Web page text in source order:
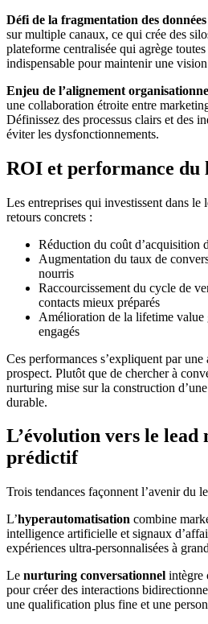
Défi de la fragmentation des données
sur multiple canaux, ce qui crée des
plateforme centralisée qui agrège
indispensable pour maintenir une
Enjeu de l’alignement
une collaboration étroite entre
Définissez des processus clairs et des
éviter les dysfonctionnements.
ROI et performance
Les entreprises qui investissent dans le
retours concrets :
Réduction du coût d’acquisition
Augmentation du taux de
nourris
Raccourcissement du cycle de
contacts mieux préparés
Amélioration de la lifetime value
engagés
Ces performances s’expliquent par
prospect. Plutôt que de chercher à
nurturing mise sur la construction
durable.
L’évolution vers le
prédictif
Trois tendances façonnent l’avenir du
L’hyperautomatisation combine
intelligence artificielle et signaux
expériences ultra-personnalisées à
Le nurturing conversationnel intègre
pour créer des interactions
une qualification plus fine et une